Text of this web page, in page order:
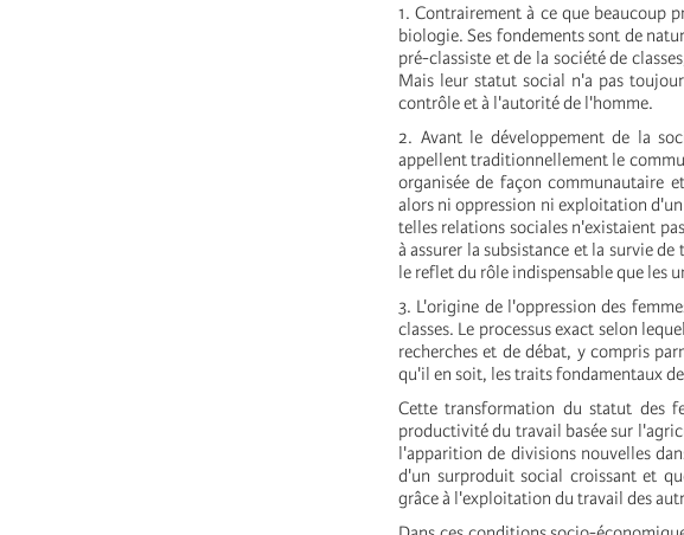
1. Contrairement à ce que beaucoup
biologie. Ses fondements sont de
pré-classiste et de la société de
Mais leur statut social n'a pas
contrôle et à l'autorité de l'homme.
2. Avant le développement de la
appellent traditionnellement le
organisée de façon communautaire
alors ni oppression ni exploitation
telles relations sociales n'existaient
à assurer la subsistance et la survie
le reflet du rôle indispensable que les
3. L'origine de l'oppression des
classes. Le processus exact selon
recherches et de débat, y compris
qu'il en soit, les traits fondamentaux
Cette transformation du statut des
productivité du travail basée sur
l'apparition de divisions nouvelles
d'un surproduit social croissant et
grâce à l'exploitation du travail des